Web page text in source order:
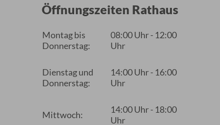
Öffnungszeiten Rathaus
Montag bis
Donnerstag:
08:00 Uhr - 12:00
Uhr
Dienstag und
Donnerstag:
14:00 Uhr - 16:00
Uhr
Mittwoch:
14:00 Uhr - 18:00
Uhr